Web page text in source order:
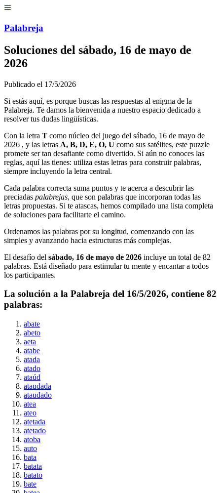
Palabreja
Soluciones del sábado, 16 de mayo de
2026
Publicado el 17/5/2026
Si estás aquí, es porque buscas las respuestas al enigma de la
Palabreja. Te damos la bienvenida a nuestro espacio dedicado a
resolver tus dudas lingüísticas.
Con la letra T como núcleo del juego del sábado, 16 de mayo de
2026 , y las letras A, B, D, E, O, U como sus satélites, este puzzle
promete ser tan desafiante como divertido. Si aún no conoces las
reglas, aquí las tienes: utiliza estas letras para construir palabras,
siempre incluyendo la letra central.
Cada palabra correcta suma puntos y te acerca a descubrir las
preciadas palabrejas, que son palabras que incorporan todas las
letras propuestas. Si te atascas, hemos compilado una lista completa
de soluciones para facilitarte el camino.
Ordenamos las palabras por su longitud, comenzando con las
simples y avanzando hacia estructuras más complejas.
El desafío del sábado, 16 de mayo de 2026 incluye un total de 82
palabras. Está diseñado para estimular tu mente y encantar a todos
los participantes.
La solución a la Palabreja del 16/5/2026, contiene 82
palabras:
abate
abeto
aeta
atabe
atada
atado
ataúd
ataudada
ataudado
atea
ateo
atetada
atetado
atoba
auto
bata
batata
batato
bate